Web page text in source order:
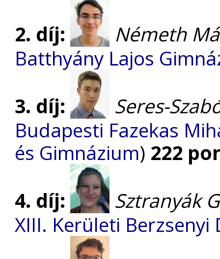
2. díj:
Németh
Batthyány Lajos
3. díj:
Seres-
Budapesti Fazekas
és Gimnázium) 222
4. díj:
Sztranyák
XIII. Kerületi Berzsenyi